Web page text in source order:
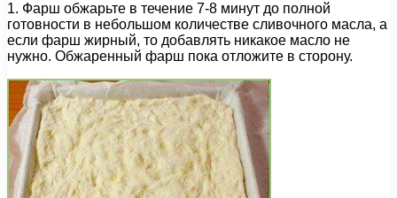
1. Фарш обжарьте в течение 7-8 минут до полной
готовности в небольшом количестве сливочного масла, а
если фарш жирный, то добавлять никакое масло не
нужно. Обжаренный фарш пока отложите в сторону.